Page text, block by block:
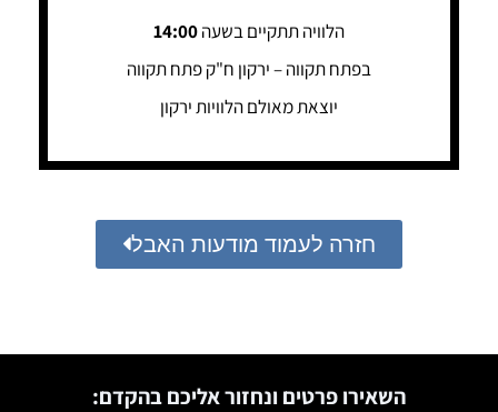
הלוויה תתקיים בשעה14:00
בפתח תקווה – ירקון ח"ק פתח תקווה
יוצאת מאולם הלוויות ירקון
חזרה לעמוד מודעות האבל
השאירו פרטים ונחזור אליכם בהקדם: